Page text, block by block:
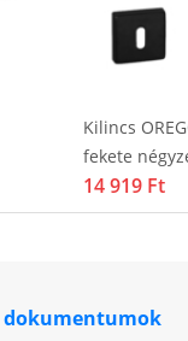
Kilincs
fekete
14 919 Ft